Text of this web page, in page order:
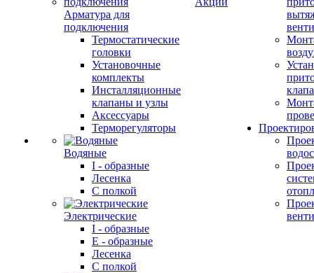
Арматура для
подключения
Термостатические
головки
Установочные
комплекты
Инсталляционные
клапаны и узлы
Аксессуары
Терморегуляторы
Водяные
I - образные
Лесенка
С полкой
Электрические
I - образные
E - образные
Лесенка
С полкой